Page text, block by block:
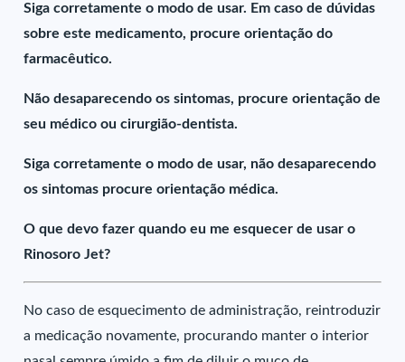
Siga corretamente o modo de usar. Em caso de dúvidas
sobre este medicamento, procure orientação do
farmacêutico.
Não desaparecendo os sintomas, procure orientação de
seu médico ou cirurgião-dentista.
Siga corretamente o modo de usar, não desaparecendo
os sintomas procure orientação médica.
O que devo fazer quando eu me esquecer de usar o
Rinosoro Jet?
No caso de esquecimento de administração, reintroduzir
a medicação novamente, procurando manter o interior